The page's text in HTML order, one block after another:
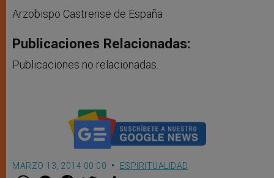
Arzobispo Castrense de España
Publicaciones Relacionadas:
Publicaciones no relacionadas.
MARZO 13, 2014 00:00 ESPIRITUALIDAD